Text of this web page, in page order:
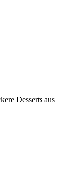
Desserts aus